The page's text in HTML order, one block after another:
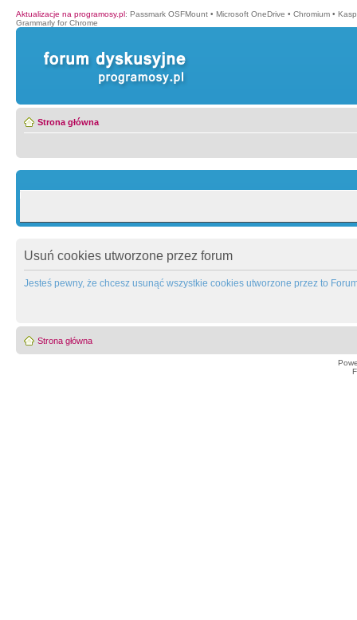
Aktualizacje na programosy.pl: Passmark OSFMount • Microsoft OneDrive • Chromium •
Grammarly for Chrome
Strona główna
Usuń cookies utworzone przez forum
Jesteś pewny, że chcesz usunąć wszystkie cookies utworzone przez to
Strona główna